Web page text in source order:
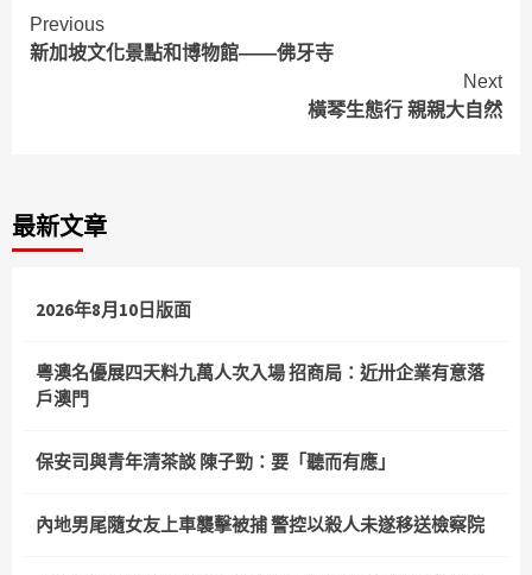
Continue
Reading
Previous
新加坡文化景點和博物館——佛牙寺
Next
橫琴生態行 親親大自然
最新文章
2026年8月10日版面
粵澳名優展四天料九萬人次入場 招商局：近卅企業有意落
戶澳門
保安司與青年清茶談 陳子勁：要「聽而有應」
內地男尾隨女友上車襲擊被捕 警控以殺人未遂移送檢察院